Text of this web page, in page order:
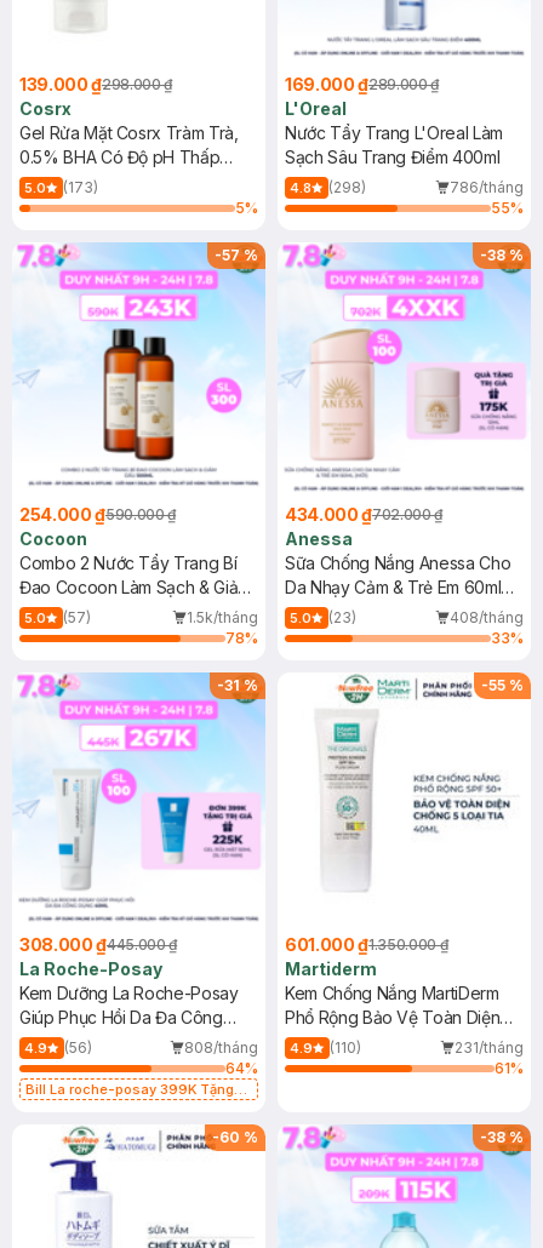
139.000 ₫298.000 ₫
Cosrx
Gel Rửa Mặt Cosrx Tràm Trà,
0.5% BHA Có Độ pH Thấp
150ml
5.0
(173)
5%
169.000 ₫289.000 ₫
L'Oreal
Nước Tẩy Trang L'Oreal Làm
Sạch Sâu Trang Điểm 400ml
4.8 (298)
786/tháng
55%
-57%
254.000 ₫590.000 ₫
Cocoon
Combo 2 Nước Tẩy Trang Bí
Đao Cocoon Làm Sạch & Giảm
Dầu 500ml
5.0 (57)
1.5k/tháng
78%
-38%
434.000 ₫702.000 ₫
Anessa
Sữa Chống Nắng Anessa Cho
Da Nhạy Cảm & Trẻ Em 60ml
(Mới)
5.0 (23)
408/tháng
33%
-31%
308.000 ₫445.000 ₫
La Roche-Posay
Kem Dưỡng La Roche-Posay
Giúp Phục Hồi Da Đa Công
Dụng 40ml
4.9 (56)
808/tháng
64%
Bill La roche-posay 399K Tặng
(SL có hạn)
-55 %
601.000 ₫1.350.000 ₫
Martiderm
Kem Chống Nắng MartiDerm
Phổ Rộng Bảo Vệ Toàn Diện
40ml
4.9 (110)
231/tháng
61%
-60 % -38%